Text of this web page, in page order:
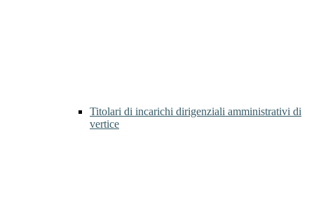
Titolari di incarichi dirigenziali amministrativi di
vertice